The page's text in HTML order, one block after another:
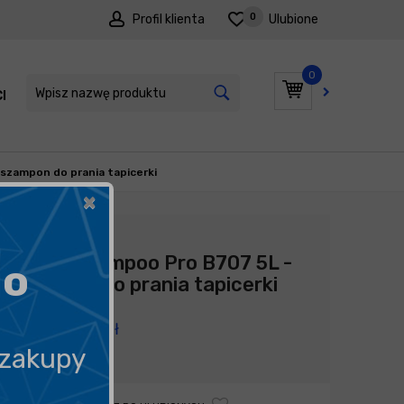
Profil klienta Ulubione
0
0
PROMOCJE
do prania tapicerki
Producent: Maxifi
Maxifi Shampoo Pro B707 5L -
szampon do prania tapicerki
159,90zł
31,98zł /litr
×